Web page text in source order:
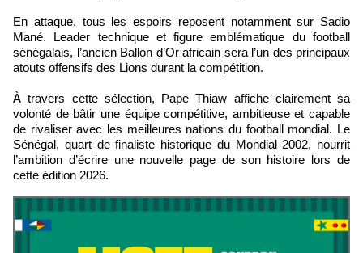
En attaque, tous les espoirs reposent notamment sur Sadio
Mané. Leader technique et figure emblématique du football
sénégalais, l’ancien Ballon d’Or africain sera l’un des principaux
atouts offensifs des Lions durant la compétition.
À travers cette sélection, Pape Thiaw affiche clairement sa
volonté de bâtir une équipe compétitive, ambitieuse et capable
de rivaliser avec les meilleures nations du football mondial. Le
Sénégal, quart de finaliste historique du Mondial 2002, nourrit
l’ambition d’écrire une nouvelle page de son histoire lors de
cette édition 2026.